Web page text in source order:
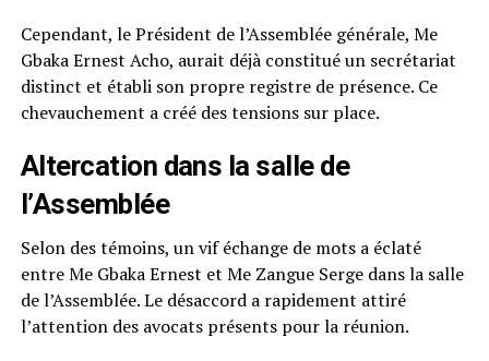
Cependant, le Président de l’Assemblée générale, Me
Gbaka Ernest Acho, aurait déjà constitué un secrétariat
distinct et établi son propre registre de présence. Ce
chevauchement a créé des tensions sur place.
Altercation dans la salle de
l’Assemblée
Selon des témoins, un vif échange de mots a éclaté
entre Me Gbaka Ernest et Me Zangue Serge dans la salle
de l’Assemblée. Le désaccord a rapidement attiré
l’attention des avocats présents pour la réunion.